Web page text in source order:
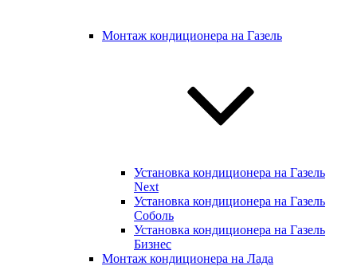
Монтаж кондиционера на Газель
Установка кондиционера на Газель
Next
Установка кондиционера на Газель
Соболь
Установка кондиционера на Газель
Бизнес
Монтаж кондиционера на Лада